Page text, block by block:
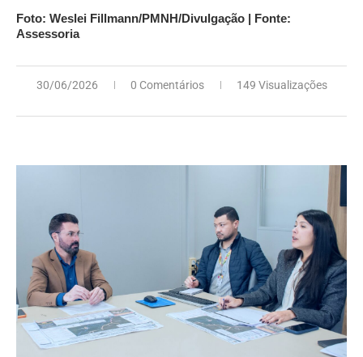
Foto: Weslei Fillmann/PMNH/Divulgação | Fonte:
Assessoria
30/06/2026 0 Comentários 149 Visualizações